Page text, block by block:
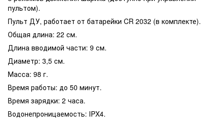
пультом).
Пульт ДУ, работает от батарейки CR 2032 (в комплекте).
Общая длина: 22 см.
Длина вводимой части: 9 см.
Диаметр: 3,5 см.
Масса: 98 г.
Время работы: до 50 минут.
Время зарядки: 2 часа.
Водонепроницаемость: IPX4.